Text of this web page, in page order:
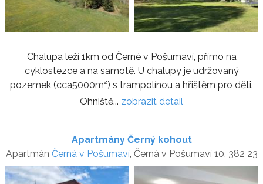
Chalupa leží 1km od Černé v Pošumaví, přímo na
cyklostezce a na samotě. U chalupy je udržovaný
pozemek (cca5000m²) s trampolínou a hřištěm pro děti.
Ohniště... zobrazit detail
Apartmány Černý kohout
Apartmán Černá v Pošumaví, Černá v Pošumaví 10, 382 23